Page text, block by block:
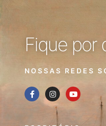
Fique por
NOSSAS REDES